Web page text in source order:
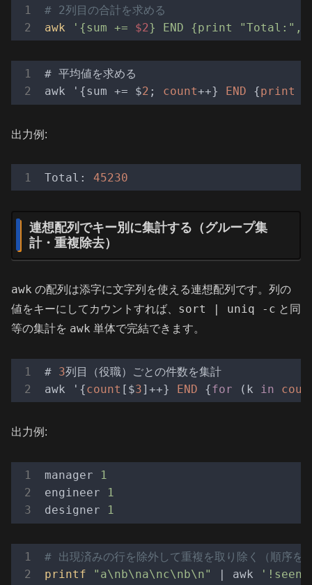
# 2列目の合計を求める
awk
'{sum += $2} END {print "Total:",
# 平均値を求める
awk '{sum += $2 ; count++} END {print
出力例:
Total: 45230
連想配列でキー別に集計する（グループ集
計・重複除去）
awk の配列は添字に文字列を使える連想配列です。列の
値をキーにしてカウントすれば、 sort | uniq -c と同
等の集計を awk 単体で完結できます。
# 3列目（役職）ごとの件数を集計
awk '{count [$3]++} END {for (k in
出力例:
manager
1
engineer
1
designer
1
# 出現済みの行を除外して重複を取り除く（順序
printf
"a\nb\na\nc\nb\n" | awk '!seen[